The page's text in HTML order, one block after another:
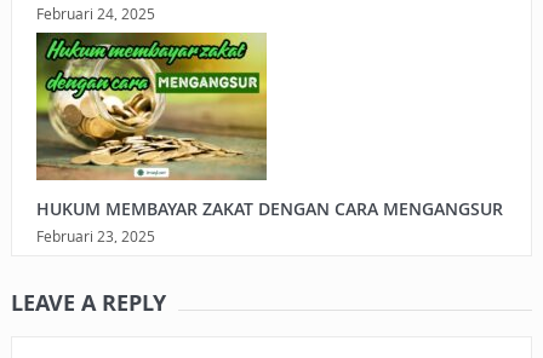
Februari 24, 2025
HUKUM MEMBAYAR ZAKAT DENGAN CARA MENGANGSUR
Februari 23, 2025
LEAVE A REPLY